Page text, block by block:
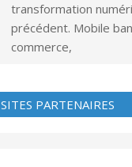
transformation
précédent. Mobile
commerce,
SITES PARTENAIRES